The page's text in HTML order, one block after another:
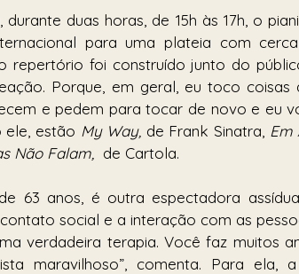
duas horas, de 15h às 17h, o
para uma plateia com
repertório foi construído junto do
Porque, em geral, eu toco coisas
e pedem para tocar de novo e eu
ele, estão My Way, de Frank Sinatra,
Não Falam, de Cartola.
63 anos, é outra espectadora
social e a interação com as
verdadeira terapia. Você faz muitos
maravilhoso”, comenta. Para ela,